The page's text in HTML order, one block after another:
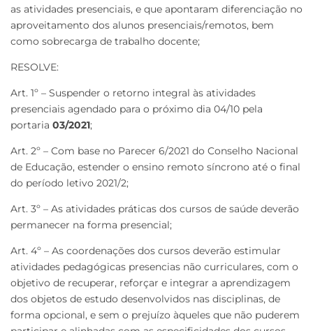
as atividades presenciais, e que apontaram diferenciação no
aproveitamento dos alunos presenciais/remotos, bem
como sobrecarga de trabalho docente;
RESOLVE:
Art. 1º – Suspender o retorno integral às atividades
presenciais agendado para o próximo dia 04/10 pela
portaria 03/2021;
Art. 2º – Com base no Parecer 6/2021 do Conselho Nacional
de Educação, estender o ensino remoto síncrono até o final
do período letivo 2021/2;
Art. 3º – As atividades práticas dos cursos de saúde deverão
permanecer na forma presencial;
Art. 4º – As coordenações dos cursos deverão estimular
atividades pedagógicas presencias não curriculares, com o
objetivo de recuperar, reforçar e integrar a aprendizagem
dos objetos de estudo desenvolvidos nas disciplinas, de
forma opcional, e sem o prejuízo àqueles que não puderem